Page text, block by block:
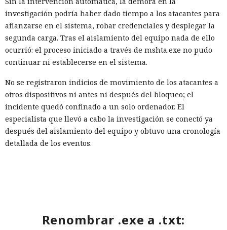
investigación podría haber dado tiempo a los atacantes para
afianzarse en el sistema, robar credenciales y desplegar la
segunda carga. Tras el aislamiento del equipo nada de ello
ocurrió: el proceso iniciado a través de mshta.exe no pudo
continuar ni establecerse en el sistema.
No se registraron indicios de movimiento de los atacantes a
otros dispositivos ni antes ni después del bloqueo; el
incidente quedó confinado a un solo ordenador. El
especialista que llevó a cabo la investigación se conectó ya
después del aislamiento del equipo y obtuvo una cronología
detallada de los eventos.
aislamiento no interfiera con el funcionamiento de
Renombrar .exe a .txt: